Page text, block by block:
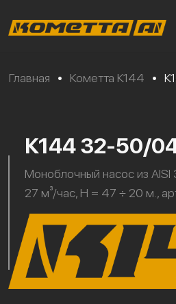
Главная • Кометта К144 •
К144 32-50/
Моноблочный насос из
27 м³/час, H = 47 ÷ 20 м.,